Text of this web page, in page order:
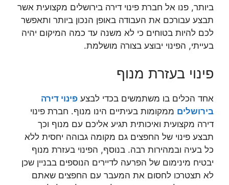
ביותר, פנו אל חברת פינוי דירה בירושלים מקצועית אשר
תבצע עבורכם את העבודה באופן הנכון ביותר ותאפשר
לכם להיות בטוחים כי לא משנה עד כמה המיקום יהיה
בעייתי, הפינוי יבוצע בצורה מושלמת.
פינוי בעזרת מנוף
אחד הכלים בו משתמשים בכדי לבצע פינוי דירה
בירושלים ממקומות בעיתיים הינו מנוף. חברת פינוי
דירה מקצועית ואיכותית תגיע אליכם עם מנוף וכך
תבצע פינוי של החפצים גם מקומה גבוהה יחסית ללא
כל בעיה ובמהירות רבה. בנוסף, הפינוי בעזרת מנוף
יבטיח מינימום של הפרעה לדיירים הנוספים בבניין שכן
לא תצטרכו לחסום את המעבר עם החפצים שאתם